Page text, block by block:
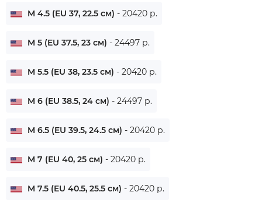
M 4.5 (EU 37, 22.5 см) - 20420 р.
M 5 (EU 37.5, 23 см) - 24497 р.
M 5.5 (EU 38, 23.5 см) - 20420 р.
M 6 (EU 38.5, 24 см) - 24497 р.
M 6.5 (EU 39.5, 24.5 см) - 20420 р.
M 7 (EU 40, 25 см) - 20420 р.
M 7.5 (EU 40.5, 25.5 см) - 20420 р.